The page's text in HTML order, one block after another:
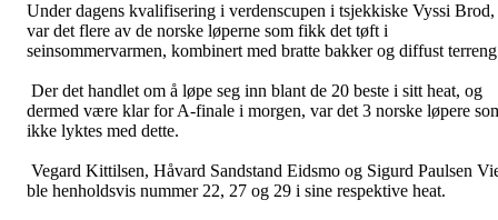
Under dagens kvalifisering i verdenscupen i tsjekkiske Vyssi Brod,
var det flere av de norske løperne som fikk det tøft i
seinsommervarmen, kombinert med bratte bakker og diffust
Der det handlet om å løpe seg inn blant de 20 beste i sitt heat, og
dermed være klar for A-finale i morgen, var det 3 norske løpere
ikke lyktes med dette.
Vegard Kittilsen, Håvard Sandstand Eidsmo og Sigurd Paulsen
ble henholdsvis nummer 22, 27 og 29 i sine respektive heat.